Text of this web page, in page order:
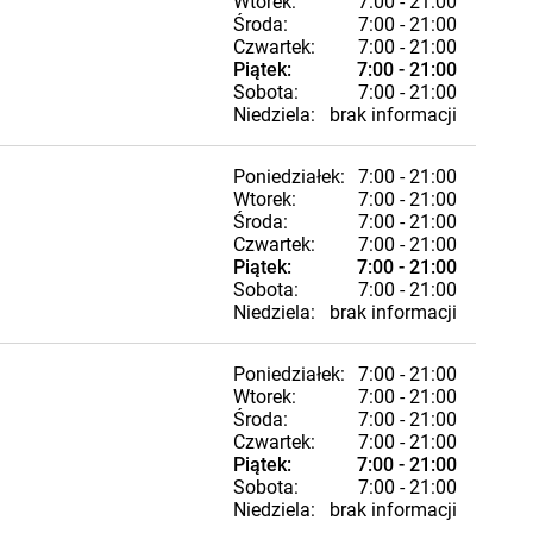
Środa:
7:00 - 21:00
Czwartek:
7:00 - 21:00
Piątek:
7:00 - 21:00
Sobota:
7:00 - 21:00
Niedziela:
brak informacji
Poniedziałek:
7:00 - 21:00
Wtorek:
7:00 - 21:00
Środa:
7:00 - 21:00
Czwartek:
7:00 - 21:00
Piątek:
7:00 - 21:00
Sobota:
7:00 - 21:00
Niedziela:
brak informacji
Poniedziałek:
7:00 - 21:00
Wtorek:
7:00 - 21:00
Środa:
7:00 - 21:00
Czwartek:
7:00 - 21:00
Piątek:
7:00 - 21:00
Sobota:
7:00 - 21:00
Niedziela:
brak informacji